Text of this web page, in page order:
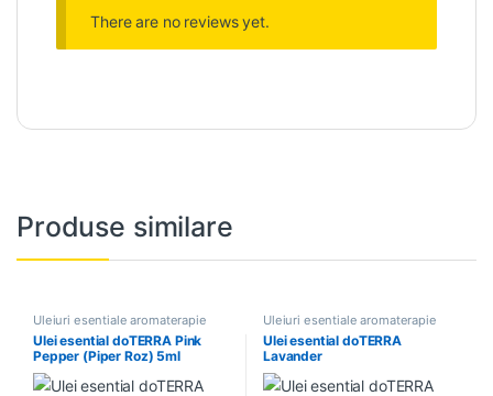
There are no reviews yet.
Produse similare
Uleiuri esentiale aromaterapie
Ulei esential doTERRA Pink
Pepper (Piper Roz) 5ml
Uleiuri esentiale aromaterapie
Ulei esential doTERRA
Lavander
Touch(Lavanda/Levantica)
10ml